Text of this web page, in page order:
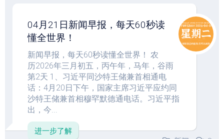
04月21日新闻早报，每天60秒读
懂全世界！
新闻早报，每天60秒读懂全世界！ 农
历2026年三月初五，丙午年，马年，谷雨
第2天 1、习近平同沙特王储兼首相通电
话：4月20日下午，国家主席习近平应约同
沙特王储兼首相穆罕默德通电话。习近平指
出，今...
进一步了解